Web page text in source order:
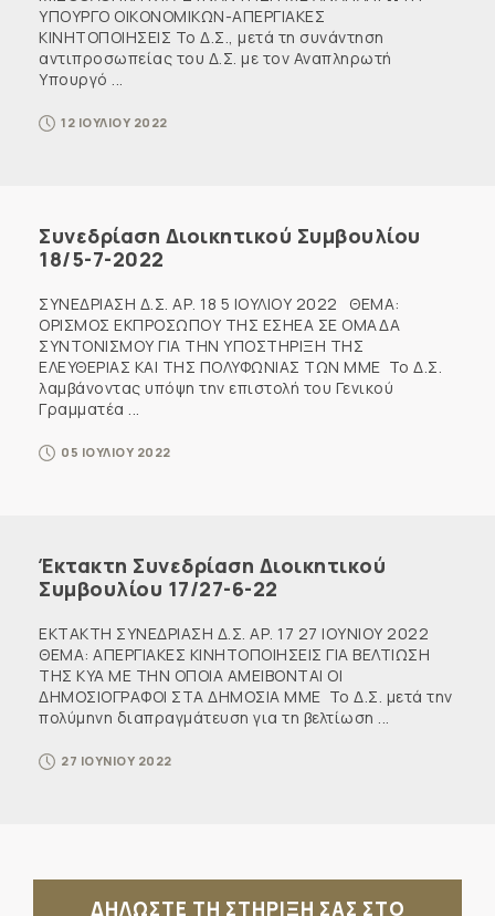
ΥΠΟΥΡΓΟ ΟΙΚΟΝΟΜΙΚΩΝ-ΑΠΕΡΓΙΑΚΕΣ
ΚΙΝΗΤΟΠΟΙΗΣΕΙΣ Το Δ.Σ., μετά τη συνάντηση
αντιπροσωπείας του Δ.Σ. με τον Αναπληρωτή
Υπουργό ...
12 ΙΟΥΛΙΟΥ 2022
Συνεδρίαση Διοικητικού Συμβουλίου
18/5-7-2022
ΣΥΝΕΔΡΙΑΣΗ Δ.Σ. ΑΡ. 18 5 ΙΟΥΛΙΟΥ 2022 ΘΕΜΑ:
ΟΡΙΣΜΟΣ ΕΚΠΡΟΣΩΠΟΥ ΤΗΣ ΕΣΗΕΑ ΣΕ ΟΜΑΔΑ
ΣΥΝΤΟΝΙΣΜΟΥ ΓΙΑ ΤΗΝ ΥΠΟΣΤΗΡΙΞΗ ΤΗΣ
ΕΛΕΥΘΕΡΙΑΣ ΚΑΙ ΤΗΣ ΠΟΛΥΦΩΝΙΑΣ ΤΩΝ ΜΜΕ Το Δ.Σ.
λαμβάνοντας υπόψη την επιστολή του Γενικού
Γραμματέα ...
05 ΙΟΥΛΙΟΥ 2022
Έκτακτη Συνεδρίαση Διοικητικού
Συμβουλίου 17/27-6-22
ΕΚΤΑΚΤΗ ΣΥΝΕΔΡΙΑΣΗ Δ.Σ. ΑΡ. 17 27 ΙΟΥΝΙΟΥ 2022
ΘΕΜΑ: ΑΠΕΡΓΙΑΚΕΣ ΚΙΝΗΤΟΠΟΙΗΣΕΙΣ ΓΙΑ ΒΕΛΤΙΩΣΗ
ΤΗΣ ΚΥΑ ΜΕ ΤΗΝ ΟΠΟΙΑ ΑΜΕΙΒΟΝΤΑΙ ΟΙ
ΔΗΜΟΣΙΟΓΡΑΦΟΙ ΣΤΑ ΔΗΜΟΣΙΑ ΜΜΕ Το Δ.Σ. μετά την
πολύμηνη διαπραγμάτευση για τη βελτίωση ...
27 ΙΟΥΝΙΟΥ 2022
ΔΗΛΩΣΤΕ ΤΗ ΣΤΗΡΙΞΗ ΣΑΣ ΣΤΟ